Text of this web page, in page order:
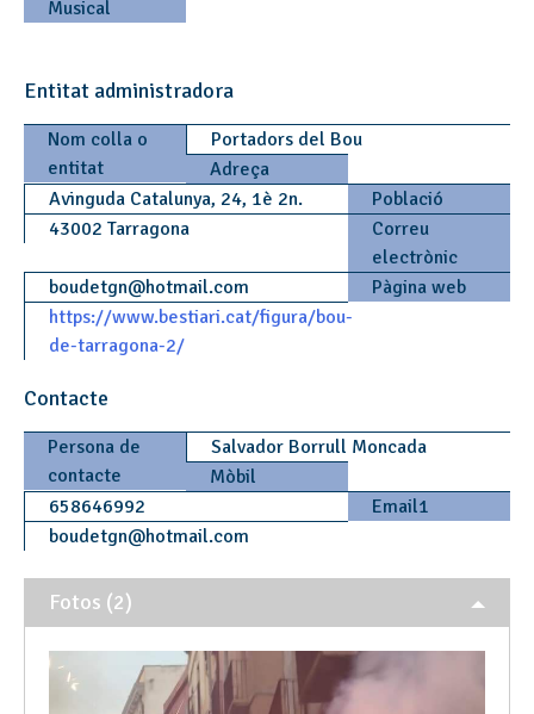
Musical
Entitat administradora
Nom colla o
entitat
Portadors del Bou
Adreça
Avinguda Catalunya, 24, 1è 2n.
Població
43002 Tarragona
Correu
electrònic
boudetgn@hotmail.com
Pàgina web
https://www.bestiari.cat/figura/bou-
de-tarragona-2/
Contacte
Persona de
contacte
Salvador Borrull Moncada
Mòbil
658646992
Email1
boudetgn@hotmail.com
Fotos (2)